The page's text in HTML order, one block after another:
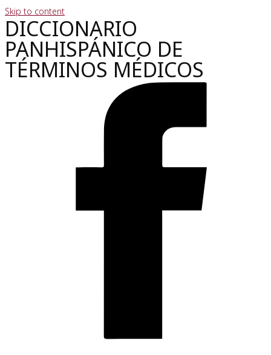
Skip to content
DICCIONARIO
PANHISPÁNICO DE
TÉRMINOS MÉDICOS